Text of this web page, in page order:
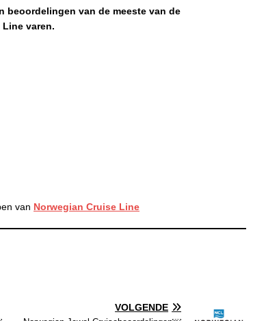
beoordelingen van de meeste van de
varen.
van Norwegian Cruise Line
VOLGENDE